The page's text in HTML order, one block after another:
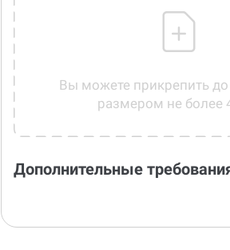
Вы можете прикрепить
размером не более
Дополнительные